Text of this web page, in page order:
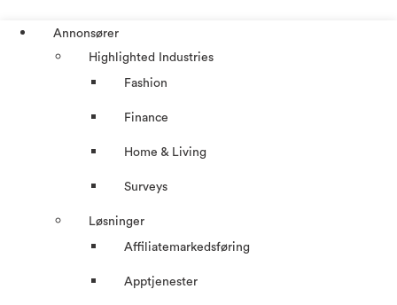
Annonsører
Highlighted Industries
Fashion
Finance
Home & Living
Surveys
Løsninger
Affiliatemarkedsføring
Apptjenester